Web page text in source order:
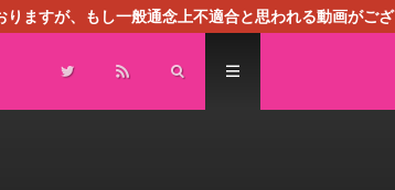
ますが、もし一般通念上不適合と思われる動画がござ